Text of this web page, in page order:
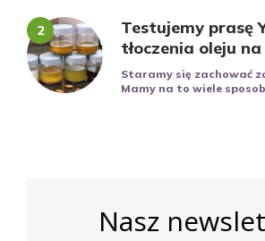
Testujemy prasę
tłoczenia oleju
Staramy się zachować
Mamy na to wiele
Nasz